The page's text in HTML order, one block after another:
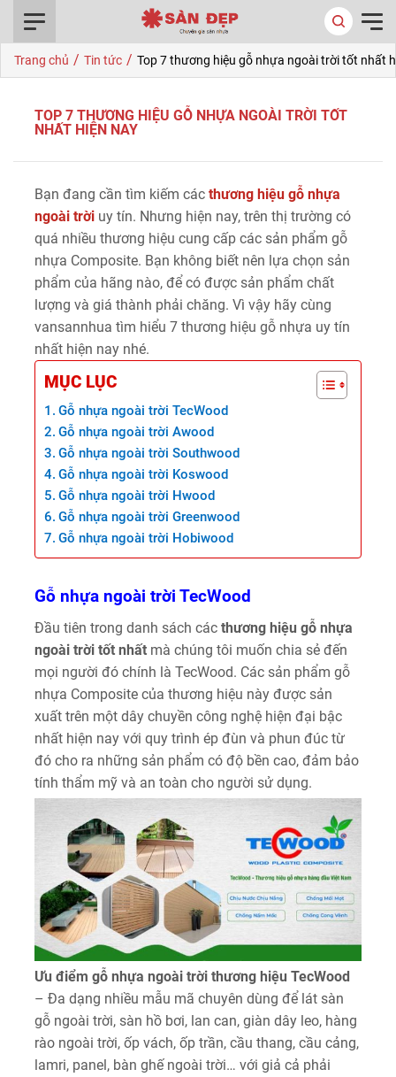
Trang chủ / Tin tức / Top 7 thương hiệu gỗ nhựa ngoài trời tốt nhất
TOP 7 THƯƠNG HIỆU GỖ NHỰA NGOÀI TRỜI TỐT
NHẤT HIỆN NAY
Bạn đang cần tìm kiếm các thương hiệu gỗ nhựa
ngoài trời uy tín. Nhưng hiện nay, trên thị trường có
quá nhiều thương hiệu cung cấp các sản phẩm gỗ
nhựa Composite. Bạn không biết nên lựa chọn sản
phẩm của hãng nào, để có được sản phẩm chất
lượng và giá thành phải chăng. Vì vậy hãy cùng
vansannhua tìm hiểu 7 thương hiệu gỗ nhựa uy tín
nhất hiện nay nhé.
MỤC LỤC
Gỗ nhựa ngoài trời TecWood
Gỗ nhựa ngoài trời Awood
Gỗ nhựa ngoài trời Southwood
Gỗ nhựa ngoài trời Koswood
Gỗ nhựa ngoài trời Hwood
Gỗ nhựa ngoài trời Greenwood
Gỗ nhựa ngoài trời Hobiwood
Gỗ nhựa ngoài trời TecWood
Đầu tiên trong danh sách các thương hiệu gỗ nhựa
ngoài trời tốt nhất mà chúng tôi muốn chia sẻ đến
mọi người đó chính là TecWood. Các sản phẩm gỗ
nhựa Composite của thương hiệu này được sản
xuất trên một dây chuyền công nghệ hiện đại bậc
nhất hiện nay với quy trình ép đùn và phun đúc từ
đó cho ra những sản phẩm có độ bền cao, đảm bảo
tính thẩm mỹ và an toàn cho người sử dụng.
Ưu điểm gỗ nhựa ngoài trời thương hiệu TecWood
– Đa dạng nhiều mẫu mã chuyên dùng để lát sàn
gỗ ngoài trời, sàn hồ bơi, lan can, giàn dây leo, hàng
rào ngoài trời, ốp vách, ốp trần, cầu thang, cầu cảng,
lamri, panel, bàn ghế ngoài trời… với giả cả phải